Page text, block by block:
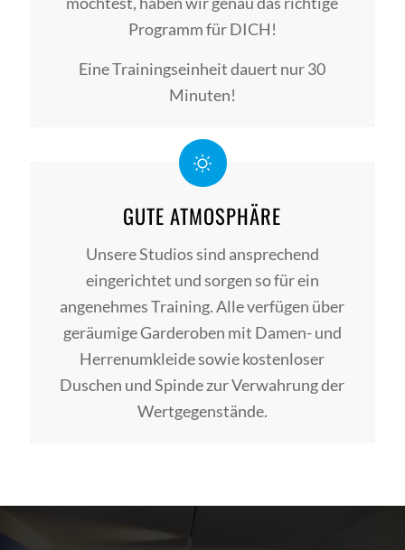
Programm für DICH!
Eine Trainingseinheit dauert nur 30
Minuten!
GUTE ATMOSPHÄRE
Unsere Studios sind ansprechend
eingerichtet und sorgen so für ein
angenehmes Training. Alle verfügen über
geräumige Garderoben mit Damen- und
Herrenumkleide sowie kostenloser
Duschen und Spinde zur Verwahrung der
Wertgegenstände.